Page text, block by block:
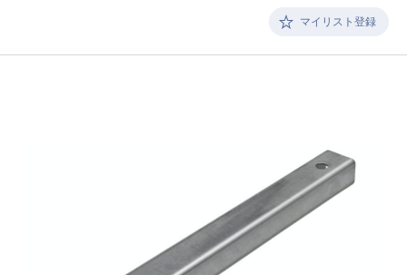
マイリスト登録